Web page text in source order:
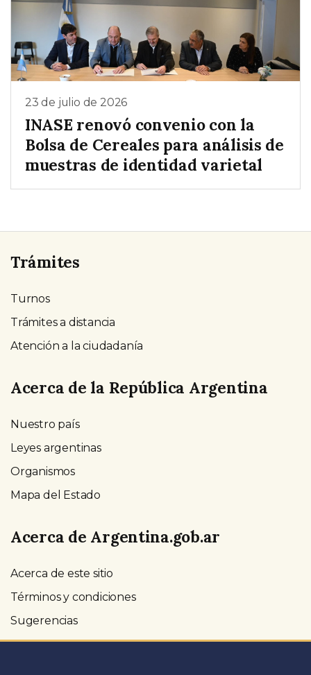
23 de julio de 2026
INASE renovó convenio con la
Bolsa de Cereales para análisis de
muestras de identidad varietal
Trámites
Turnos
Trámites a distancia
Atención a la ciudadanía
Acerca de la República Argentina
Nuestro país
Leyes argentinas
Organismos
Mapa del Estado
Acerca de Argentina.gob.ar
Acerca de este sitio
Términos y condiciones
Sugerencias